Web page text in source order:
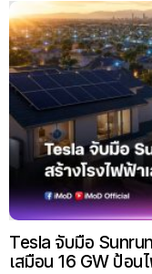
Tesla จับมือ
เสมือน 16 GW ป้อน